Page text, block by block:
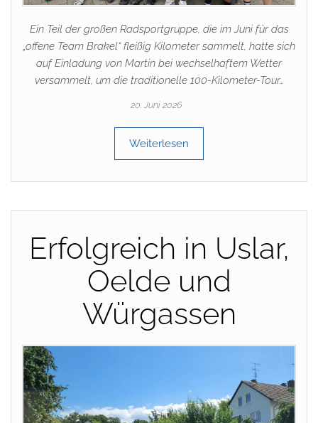
Ein Teil der großen Radsportgruppe, die im Juni für das
„offene Team Brakel“ fleißig Kilometer sammelt, hatte sich
auf Einladung von Martin bei wechselhaftem Wetter
versammelt, um die traditionelle 100-Kilometer-Tour…
20. Juni 2026
Weiterlesen
Erfolgreich in Uslar,
Oelde und
Würgassen